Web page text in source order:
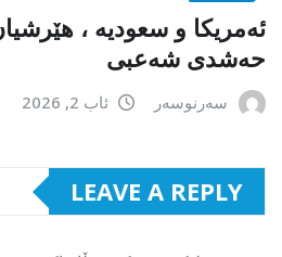
ئەمریکا و سعودیە ،
حەشدی شەعبی
سەرنوسەر ئاب 2, 2026
LEAVE A REPLY